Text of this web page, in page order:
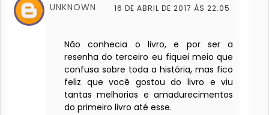
UNKNOWN 16 DE ABRIL DE 2017 ÀS 22:05
Não conhecia o livro, e por ser a
resenha do terceiro eu fiquei meio que
confusa sobre toda a história, mas fico
feliz que você gostou do livro e viu
tantas melhorias e amadurecimentos
do primeiro livro até esse.